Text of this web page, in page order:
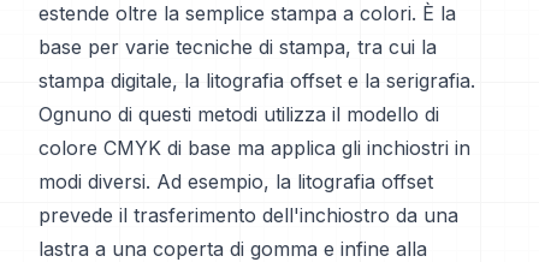
estende oltre la semplice stampa a colori. È la
base per varie tecniche di stampa, tra cui la
stampa digitale, la litografia offset e la serigrafia.
Ognuno di questi metodi utilizza il modello di
colore CMYK di base ma applica gli inchiostri in
modi diversi. Ad esempio, la litografia offset
prevede il trasferimento dell'inchiostro da una
lastra a una coperta di gomma e infine alla